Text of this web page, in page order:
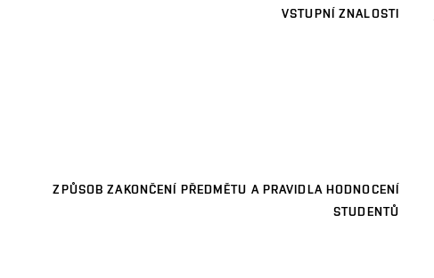
VSTUPNÍ ZNALOSTI
ZPŮSOB ZAKONČENÍ PŘEDMĚTU A PRAVIDLA HODNOCENÍ
STUDENTŮ